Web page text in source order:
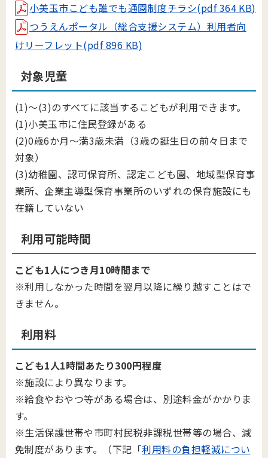
小美玉市こども誰でも通園制度チラシ(pdf 364 KB)
つうえんポータル（総合支援システム）利用者向
けリーフレット(pdf 896 KB)
対象児童
(1)～(3)のすべてに該当するこどもが利用できます。
(1)小美玉市に住民登録がある
(2)0歳6か月～満3歳未満（3歳の誕生日の前々日まで
対象）
(3)幼稚園、認可保育所、認定こども園、地域型保育事
業所、企業主導型保育事業所のいずれの保育施設にも
在籍していない
利用可能時間
こども1人につき月10時間まで
※利用しなかった時間を翌月以降に繰り越すことはで
きません。
利用料
こども1人1時間あたり300円程度
※施設により異なります。
※給食やおやつ等がある場合は、別途料金がかかりま
す。
※生活保護世帯や市町村民税非課税世帯等の場合、減
免制度があります。（下記「利用料の負担軽減につい